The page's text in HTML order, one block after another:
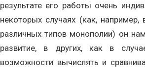
результате его работы очень
некоторых случаях (как, например,
различных типов монополии) он
развитие, в других, как в
возможности вычислять и